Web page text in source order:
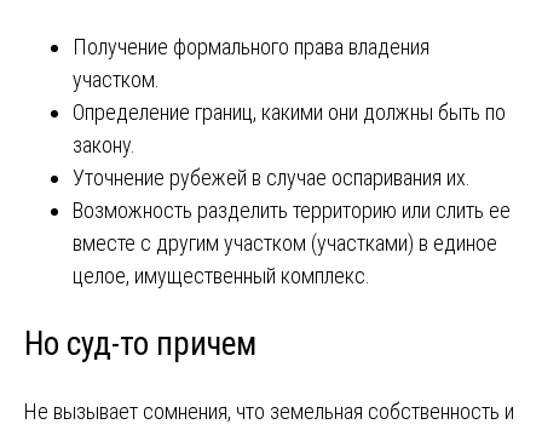
Получение формального права владения
участком.
Определение границ, какими они должны быть по
закону.
Уточнение рубежей в случае оспаривания их.
Возможность разделить территорию или слить ее
вместе с другим участком (участками) в единое
целое, имущественный комплекс.
Но суд-то причем
Не вызывает сомнения, что земельная собственность и